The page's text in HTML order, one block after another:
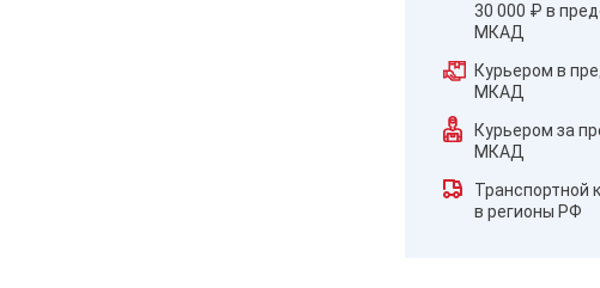
30 000 ₽ в
МКАД
Курьером в
МКАД
Курьером за
МКАД
Транспортной
в регионы РФ